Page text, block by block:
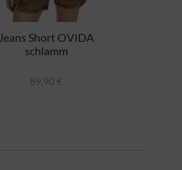
Jeans Short OVIDA
schlamm
89,90 €